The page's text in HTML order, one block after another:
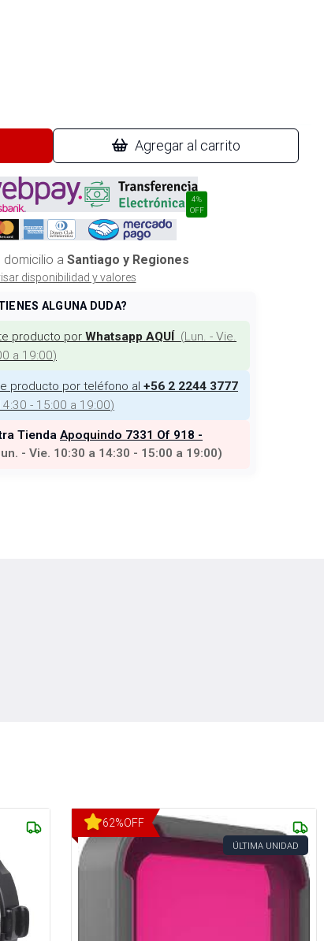
Agregar al carrito
4%
OFF
a Santiago y Regiones
disponibilidad y valores
ALGUNA DUDA?
producto por Whatsapp AQUÍ (Lun. - Vie.
a 19:00)
producto por teléfono al +56 2 2244 3777
- 15:00 a 19:00)
Tienda Apoquindo 7331 Of 918 -
- Vie. 10:30 a 14:30 - 15:00 a 19:00)
62%OFF
ÚLTIMA UNIDAD